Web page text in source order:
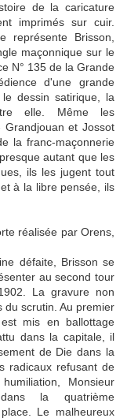
de la caricature
imprimés sur cuir.
représente Brisson,
maçonnique sur le
N° 135 de la Grande
d'une grande
dessin satirique, la
elle. Même les
Grandjouan et Jossot
la franc-maçonnerie
autant que les
ils les jugent tout
à la libre pensée, ils
réalisée par Orens,
défaite, Brisson se
au second tour
La gravure non
du scrutin. Au premier
mis en ballottage
dans la capitale, il
de Die dans la
radicaux refusant de
Monsieur
la quatrième
Le malheureux